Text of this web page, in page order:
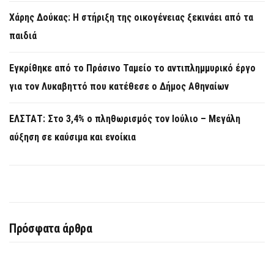
Χάρης Δούκας: Η στήριξη της οικογένειας ξεκινάει από τα
παιδιά
Εγκρίθηκε από το Πράσινο Ταμείο το αντιπλημμυρικό έργο
για τον Λυκαβηττό που κατέθεσε ο Δήμος Αθηναίων
ΕΛΣΤΑΤ: Στο 3,4% ο πληθωρισμός τον Ιούλιο – Μεγάλη
αύξηση σε καύσιμα και ενοίκια
Πρόσφατα άρθρα